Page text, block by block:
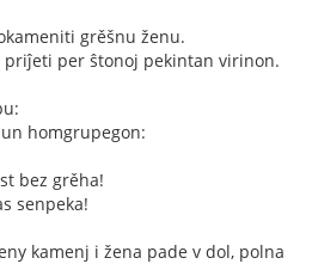
grěšnu ženu.
priĵeti per ŝtonoj pekintan virinon.
homgrupegon:
bez grěha!
senpeka!
kamenj i žena pade v dol, polna